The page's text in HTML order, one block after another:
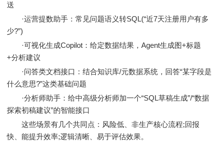
送
·运营提数助手：常见问题语义转SQL(“近7天注册用户有多
少?”)
·可视化生成Copilot：给定数据结果，Agent生成图+标题
+分析建议
·问答类文档接口：结合知识库/元数据系统，回答“某字段是
什么意思?”这类基础问题
·分析师助手：给中高级分析师加一个“SQL草稿生成”/“数据
探索初稿建议”的智能接口
这些场景有几个共同点：风险低、非生产核心流程;回报
快、能提升效率;逻辑清晰、易于评估效果。